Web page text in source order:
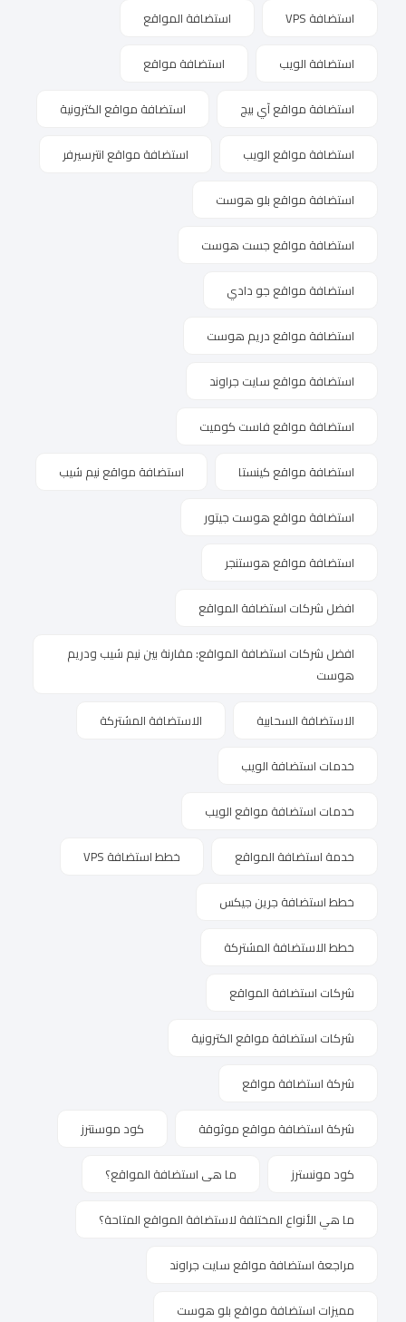
استضافة VPS استضافة المواقع
استضافة الويب استضافة مواقع
استضافة مواقع آي بيج استضافة مواقع الكترونية
استضافة مواقع الويب استضافة مواقع انترسيرفر
استضافة مواقع بلو هوست
استضافة مواقع جست هوست
استضافة مواقع جو دادي
استضافة مواقع دريم هوست
استضافة مواقع سايت جراوند
استضافة مواقع فاست كوميت
استضافة مواقع كينستا استضافة مواقع نيم شيب
استضافة مواقع هوست جيتور
استضافة مواقع هوستنجر
افضل شركات استضافة المواقع
افضل شركات استضافة المواقع: مقارنة بين نيم شيب ودريم
هوست
الاستضافة السحابية الاستضافة المشتركة
خدمات استضافة الويب
خدمات استضافة مواقع الويب
خدمة استضافة المواقع خطط استضافة VPS
خطط استضافة جرين جيكس
خطط الاستضافة المشتركة
شركات استضافة المواقع
شركات استضافة مواقع الكترونية
شركة استضافة مواقع
شركة استضافة مواقع موثوقة كود موسنترز
كود مونسترز ما هى استضافة المواقع؟
ما هي الأنواع المختلفة لاستضافة المواقع المتاحة؟
مراجعة استضافة مواقع سايت جراوند
مميزات استضافة مواقع بلو هوست